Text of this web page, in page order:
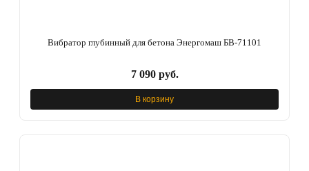
Вибратор глубинный для бетона Энергомаш БВ-71101
7 090 руб.
В корзину